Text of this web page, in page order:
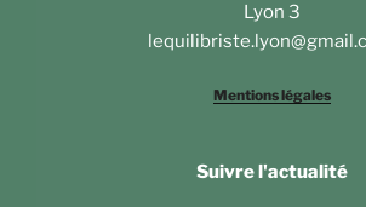
Lyon 3
Mentions légales
Suivre l'actualité